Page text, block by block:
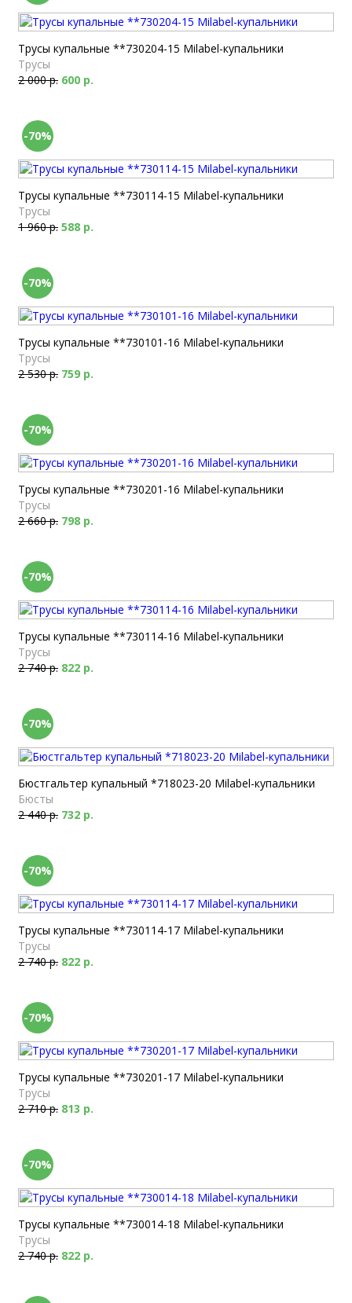
Трусы купальные **730204-15 Milabel-купальники
Трусы
2 000 р. 600 р.
-70%
Трусы купальные **730114-15 Milabel-купальники
Трусы
1 960 р. 588 р.
-70%
Трусы купальные **730101-16 Milabel-купальники
Трусы
2 530 р. 759 р.
-70%
Трусы купальные **730201-16 Milabel-купальники
Трусы
2 660 р. 798 р.
-70%
Трусы купальные **730114-16 Milabel-купальники
Трусы
2 740 р. 822 р.
-70%
Бюстгальтер купальный *718023-20 Milabel-купальники
Бюсты
2 440 р. 732 р.
-70%
Трусы купальные **730114-17 Milabel-купальники
Трусы
2 740 р. 822 р.
-70%
Трусы купальные **730201-17 Milabel-купальники
Трусы
2 710 р. 813 р.
-70%
Трусы купальные **730014-18 Milabel-купальники
Трусы
2 740 р. 822 р.